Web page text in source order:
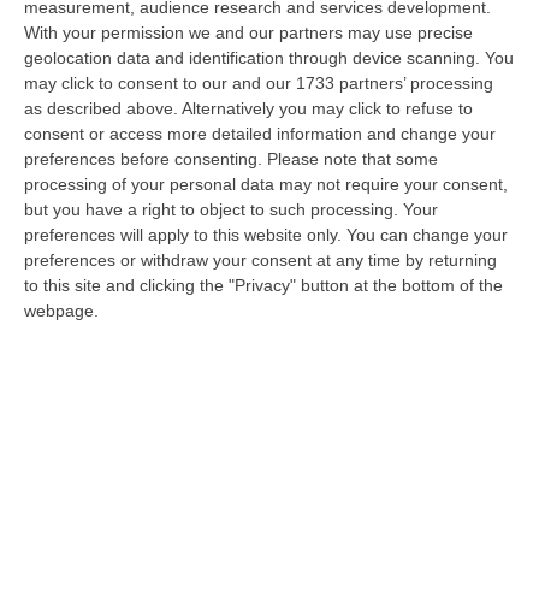
measurement, audience research and services development.
With your permission we and our partners may use precise
geolocation data and identification through device scanning. You
may click to consent to our and our 1733 partners’ processing
as described above. Alternatively you may click to refuse to
consent or access more detailed information and change your
preferences before consenting.
Please note that some
processing of your personal data may not require your consent,
but you have a right to object to such processing. Your
preferences will apply to this website only. You can change your
preferences or withdraw your consent at any time by returning
to this site and clicking the "Privacy" button at the bottom of the
webpage.
08 Agosto, 18:05
’Ndrangheta, Il Bigliettino Dal Carcere Per Il Controllo Dei Boschi.
«Dovevamo Rispettare Mallamace»
“CATANZARO Un piccolo foglio che arriva dal carcere e diventa, nel
racconto del collaboratore di giustizia, una sorta di lasciapassare. Rocc…
08 Agosto, 18:01
Dall’inferno Di Marcinelle Alla Sicurezza Di Oggi, Un Monito
Inascoltato Che Dura Da 70 Anni
“Il disastro di Marcinelle, avvenuto settant’anni orsono, l’8 agosto 1956,
nella miniera Bois du Cazier in Belgio, che provocò la morte di 2…